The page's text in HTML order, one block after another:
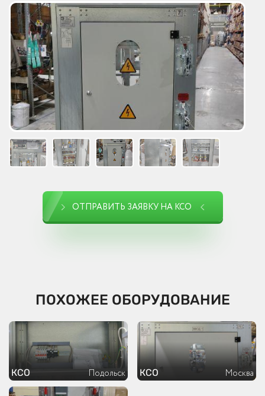
ОТПРАВИТЬ ЗАЯВКУ НА КСО
ПОХОЖЕЕ ОБОРУДОВАНИЕ
КСО Подольск КСО Москва